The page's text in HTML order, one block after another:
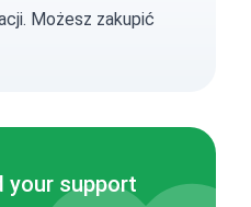
Możesz zakupić
your support